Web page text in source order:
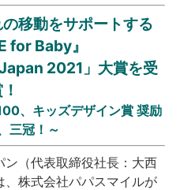
移動をサポートする
for Baby』
2021」大賞を受
、キッズデザイン賞 奨励
三冠！～
（代表取締役社長：大西
株式会社パパスマイルが